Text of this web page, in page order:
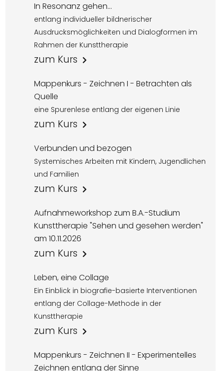
In Resonanz gehen...
entlang individueller bildnerischer
Ausdrucksmöglichkeiten und Dialogformen im
Rahmen der Kunsttherapie
zum Kurs
Mappenkurs - Zeichnen I - Betrachten als
Quelle
eine Spurenlese entlang der eigenen Linie
zum Kurs
Verbunden und bezogen
Systemisches Arbeiten mit Kindern, Jugendlichen
und Familien
zum Kurs
Aufnahmeworkshop zum B.A.-Studium
Kunsttherapie "Sehen und gesehen werden"
am 10.11.2026
zum Kurs
Leben, eine Collage
Ein Einblick in biografie-basierte Interventionen
entlang der Collage-Methode in der
Kunsttherapie
zum Kurs
Mappenkurs - Zeichnen II - Experimentelles
Zeichnen entlang der Sinne